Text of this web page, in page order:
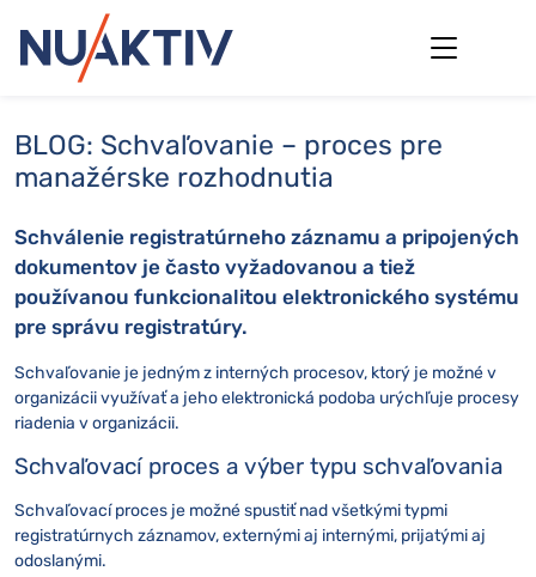
BLOG: Schvaľovanie – proces pre
manažérske rozhodnutia
Schválenie registratúrneho záznamu a pripojených
dokumentov je často vyžadovanou a tiež
používanou funkcionalitou elektronického systému
pre správu registratúry.
Schvaľovanie je jedným z interných procesov, ktorý je možné v
organizácii využívať a jeho elektronická podoba urýchľuje procesy
riadenia v organizácii.
Schvaľovací proces a výber typu schvaľovania
Schvaľovací proces je možné spustiť nad všetkými typmi
registratúrnych záznamov, externými aj internými, prijatými aj
odoslanými.